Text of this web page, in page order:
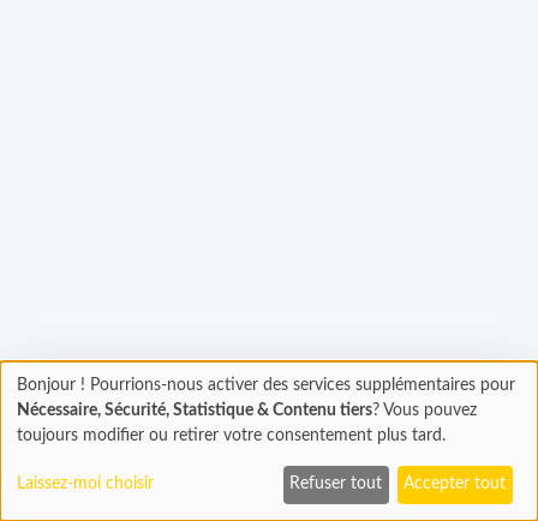
Chargement
En cours...
Bonjour ! Pourrions-nous activer des services supplémentaires pour
Nécessaire, Sécurité, Statistique & Contenu tiers? Vous pouvez
toujours modifier ou retirer votre consentement plus tard.
Laissez-moi choisir Refuser tout Accepter tout